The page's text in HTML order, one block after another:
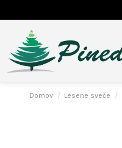
Domov Lesene sveče